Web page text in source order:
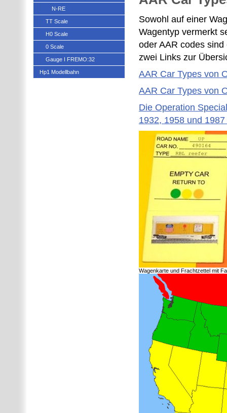
Sowohl auf einer
Wagentyp vermerkt
oder AAR codes
zwei Links zur
AAR Car Types von
AAR Car Types von
Die Operation
1932, 1958 und
Wagenkarte und Frachtzettel mit
N-RE
TT Scale
H0 Scale
0 Scale
Gauge I FREMO:32
Hp1 Modellbahn